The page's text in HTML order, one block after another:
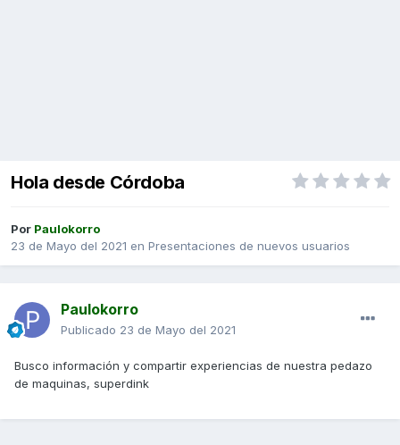
Hola desde Córdoba
Por Paulokorro
23 de Mayo del 2021 en Presentaciones de nuevos usuarios
Paulokorro
Publicado 23 de Mayo del 2021
Busco información y compartir experiencias de nuestra pedazo
de maquinas, superdink